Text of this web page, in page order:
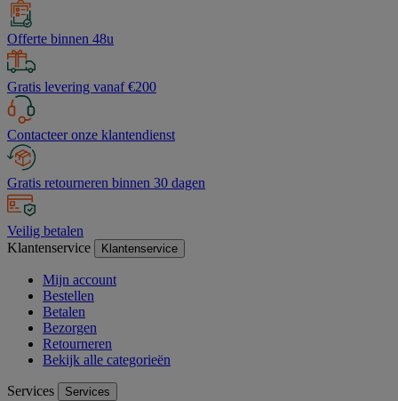
Offerte binnen 48u
Gratis levering vanaf €200
Contacteer onze klantendienst
Gratis retourneren binnen 30 dagen
Veilig betalen
Klantenservice
Klantenservice
Mijn account
Bestellen
Betalen
Bezorgen
Retourneren
Bekijk alle categorieën
Services Services